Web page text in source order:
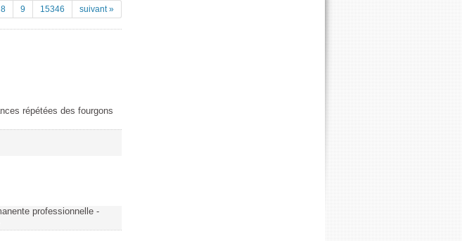
8 9 15346 suivant »
répétées des fourgons
professionnelle -